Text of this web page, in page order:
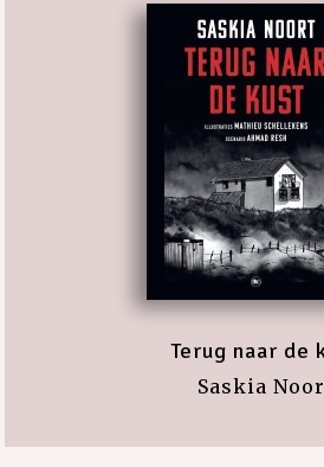
Terug naar de
Saskia